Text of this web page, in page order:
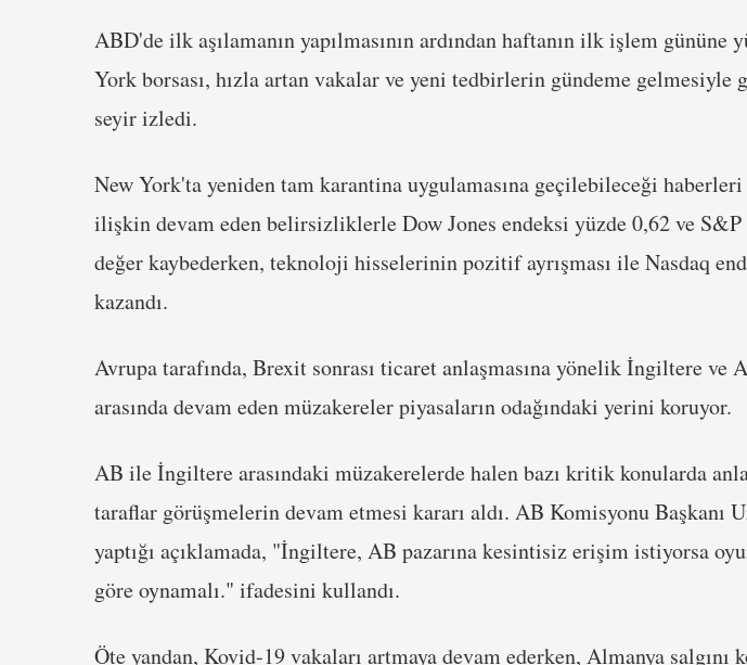
ABD'de ilk aşılamanın yapılmasının ardından haftanın ilk işlem gününe
York borsası, hızla artan vakalar ve yeni tedbirlerin gündeme gelmesiyle
seyir izledi.
New York'ta yeniden tam karantina uygulamasına geçilebileceği
ilişkin devam eden belirsizliklerle Dow Jones endeksi yüzde 0,62 ve S&P
değer kaybederken, teknoloji hisselerinin pozitif ayrışması ile Nasdaq
kazandı.
Avrupa tarafında, Brexit sonrası ticaret anlaşmasına yönelik İngiltere
arasında devam eden müzakereler piyasaların odağındaki yerini koruyor.
AB ile İngiltere arasındaki müzakerelerde halen bazı kritik konularda
taraflar görüşmelerin devam etmesi kararı aldı. AB Komisyonu Başkanı
yaptığı açıklamada, "İngiltere, AB pazarına kesintisiz erişim istiyorsa
göre oynamalı." ifadesini kullandı.
Öte yandan, Kovid-19 vakaları artmaya devam ederken, Almanya salgını